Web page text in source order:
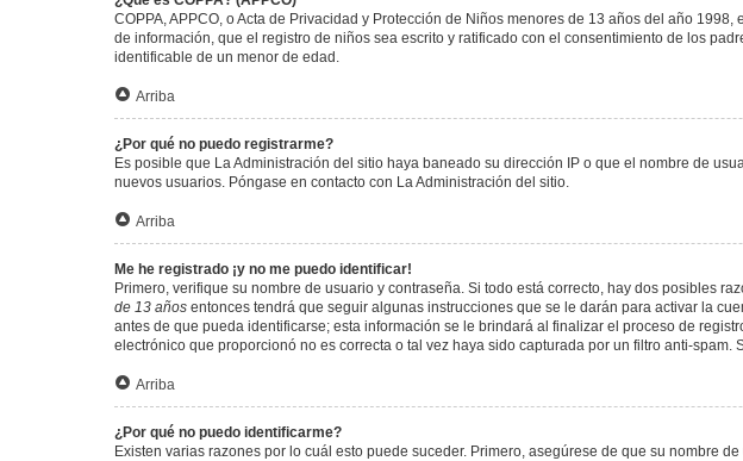
COPPA, APPCO, o Acta de Privacidad y Protección de Niños menores de 13 años del año
de información, que el registro de niños sea escrito y ratificado con el consentimiento de los
identificable de un menor de edad.
Arriba
¿Por qué no puedo registrarme?
Es posible que La Administración del sitio haya baneado su dirección IP o que el nombre de
nuevos usuarios. Póngase en contacto con La Administración del sitio.
Arriba
Me he registrado ¡y no me puedo identificar!
Primero, verifique su nombre de usuario y contraseña. Si todo está correcto, hay dos posibles
de 13 años entonces tendrá que seguir algunas instrucciones que se le darán para activar la
antes de que pueda identificarse; esta información se le brindará al finalizar el proceso de
electrónico que proporcionó no es correcta o tal vez haya sido capturada por un filtro anti-
Arriba
¿Por qué no puedo identificarme?
Existen varias razones por lo cuál esto puede suceder. Primero, asegúrese de que su nombre